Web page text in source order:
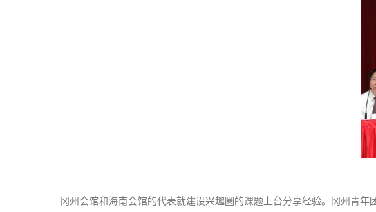
冈州会馆和海南会馆的代表就建设兴趣圈的课题上台分享经验。冈州青